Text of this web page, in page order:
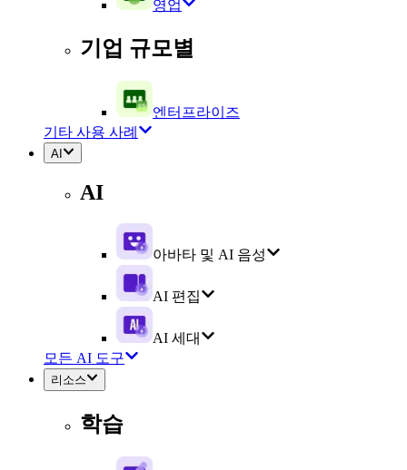
영업
기업 규모별
엔터프라이즈
기타 사용 사례
AI
AI
아바타 및 AI 음성
AI 편집
AI 세대
모든 AI 도구
리소스
학습